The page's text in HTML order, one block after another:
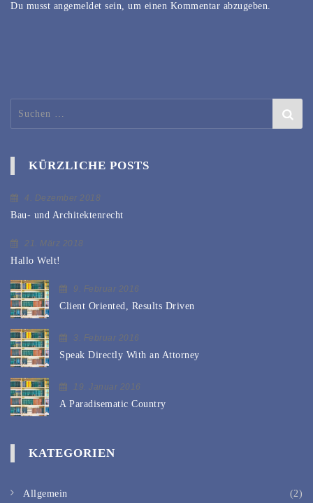
Du musst angemeldet sein, um einen Kommentar abzugeben.
KÜRZLICHE POSTS
4. Dezember 2018
Bau- und Architektenrecht
21. März 2018
Hallo Welt!
9. Februar 2016
Client Oriented, Results Driven
3. Februar 2016
Speak Directly With an Attorney
19. Januar 2016
A Paradisematic Country
KATEGORIEN
Allgemein (2)